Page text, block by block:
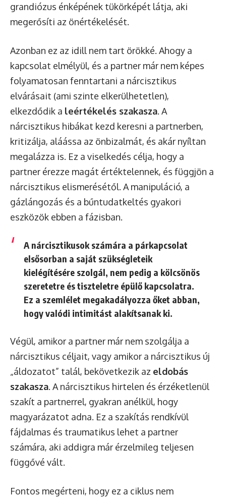
grandiózus énképének tükörképét látja, aki
megerősíti az önértékelését.
Azonban ez az idill nem tart örökké. Ahogy a
kapcsolat elmélyül, és a partner már nem képes
folyamatosan fenntartani a nárcisztikus
elvárásait (ami szinte elkerülhetetlen),
elkezdődik a leértékelés szakasza. A
nárcisztikus hibákat kezd keresni a partnerben,
kritizálja, aláássa az önbizalmát, és akár nyíltan
megalázza is. Ez a viselkedés célja, hogy a
partner érezze magát értéktelennek, és függjön a
nárcisztikus elismerésétől. A manipuláció, a
gázlángozás és a bűntudatkeltés gyakori
eszközök ebben a fázisban.
A nárcisztikusok számára a párkapcsolat
elsősorban a saját szükségleteik
kielégítésére szolgál, nem pedig a kölcsönös
szeretetre és tiszteletre épülő kapcsolatra.
Ez a szemlélet megakadályozza őket abban,
hogy valódi intimitást alakítsanak ki.
Végül, amikor a partner már nem szolgálja a
nárcisztikus céljait, vagy amikor a nárcisztikus új
„áldozatot” talál, bekövetkezik az eldobás
szakasza. A nárcisztikus hirtelen és érzéketlenül
szakít a partnerrel, gyakran anélkül, hogy
magyarázatot adna. Ez a szakítás rendkívül
fájdalmas és traumatikus lehet a partner
számára, aki addigra már érzelmileg teljesen
függővé vált.
Fontos megérteni, hogy ez a ciklus nem